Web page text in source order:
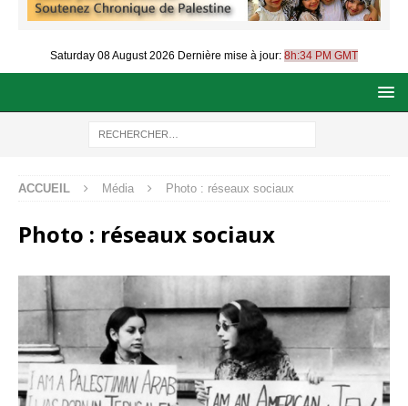
Saturday 08 August 2026 Dernière mise à jour: 8h:34 PM GMT
ACCUEIL Média Photo : réseaux sociaux
Photo : réseaux sociaux